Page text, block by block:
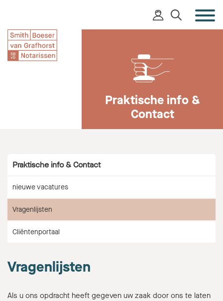
Praktische info &
Contact
Praktische info & Contact
nieuwe vacatures
Vragenlijsten
Cliëntenportaal
Vragenlijsten
Als u ons opdracht heeft gegeven uw zaak door ons te laten